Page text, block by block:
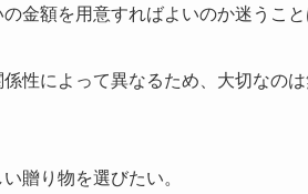
金額を用意すればよいのか迷うこと
性によって異なるため、大切なのは
贈り物を選びたい。